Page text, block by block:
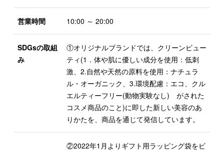
営業時間 10:00 ～ 20:00
SDGsの取組
み
①オリジナルブランドでは、クリーンビュー
ティ(1．体や肌に優しい成分を使用：低刺
激、2.自然や天然の原料を使用：ナチュラ
ル・オーガニック、3.環境配慮：エコ、クル
エルティーフリー(動物実験なし) がされた
コスメ商品のこと)に即した新しい美容のあ
りかたを、商品を通じて発信しています。
②2022年1月よりギフト用ラッピング袋をビ